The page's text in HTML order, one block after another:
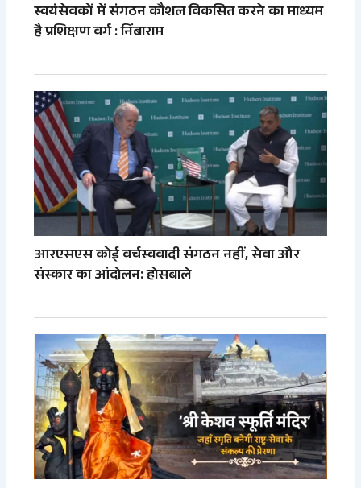
स्वयंसेवकों में संगठन कौशल विकसित करने का माध्यम
है प्रशिक्षण वर्ग : निंबाराम
आरएसएस कोई वर्चस्ववादी संगठन नहीं, सेवा और
संस्कार का आंदोलन: होसबाले